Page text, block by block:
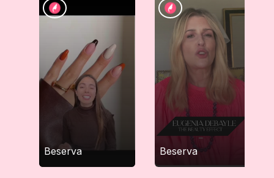
Beserva Beserva